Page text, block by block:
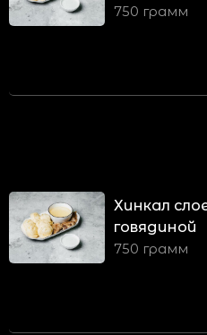
750 грамм
Хинкал
говядиной
750 грамм